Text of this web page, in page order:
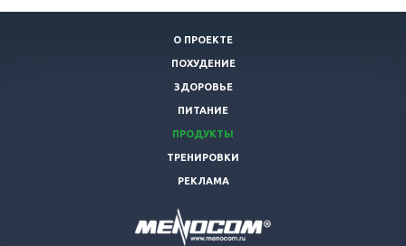
О ПРОЕКТЕ
ПОХУДЕНИЕ
ЗДОРОВЬЕ
ПИТАНИЕ
ПРОДУКТЫ
ТРЕНИРОВКИ
РЕКЛАМА